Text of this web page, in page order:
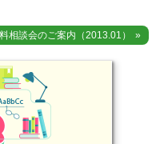
相談会のご案内（2013.01）